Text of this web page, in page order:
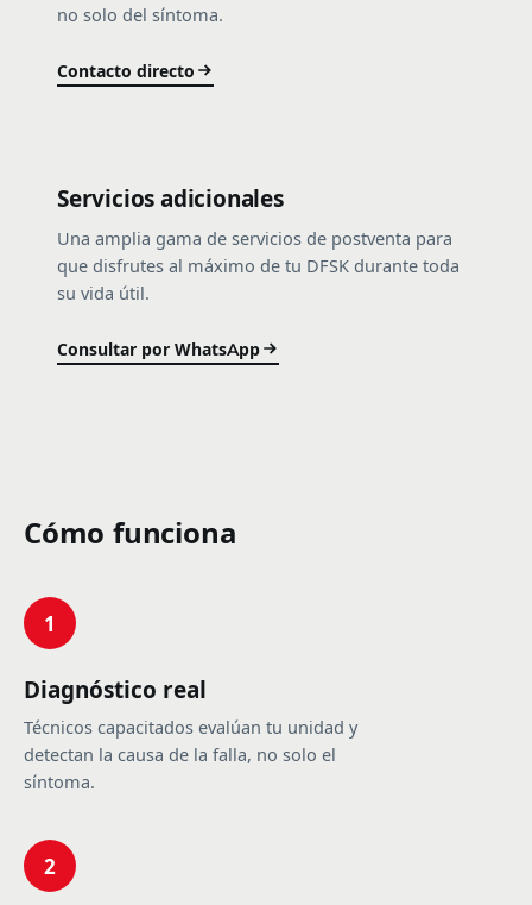
no solo del síntoma.
Contacto directo
Servicios adicionales
Una amplia gama de servicios de postventa para
que disfrutes al máximo de tu DFSK durante toda
su vida útil.
Consultar por WhatsApp
Cómo funciona
1
Diagnóstico real
Técnicos capacitados evalúan tu unidad y
detectan la causa de la falla, no solo el
síntoma.
2